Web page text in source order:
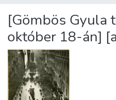
Statistics
About us
[Gömbös Gyula
október 18-án]